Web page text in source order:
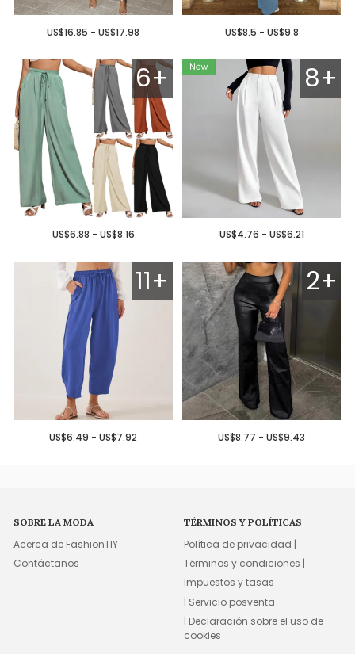
US$16.85 - US$17.98 US$8.5 - US$9.8
6+
US$6.88 - US$8.16
8+
US$4.76 - US$6.21
11+
US$6.49 - US$7.92
2+
US$8.77 - US$9.43
SOBRE LA MODA
Acerca de FashionTIY
Contáctanos
TÉRMINOS Y POLÍTICAS
Política de privacidad |
Términos y condiciones |
Impuestos y tasas
| Servicio posventa
| Declaración sobre el uso de
cookies